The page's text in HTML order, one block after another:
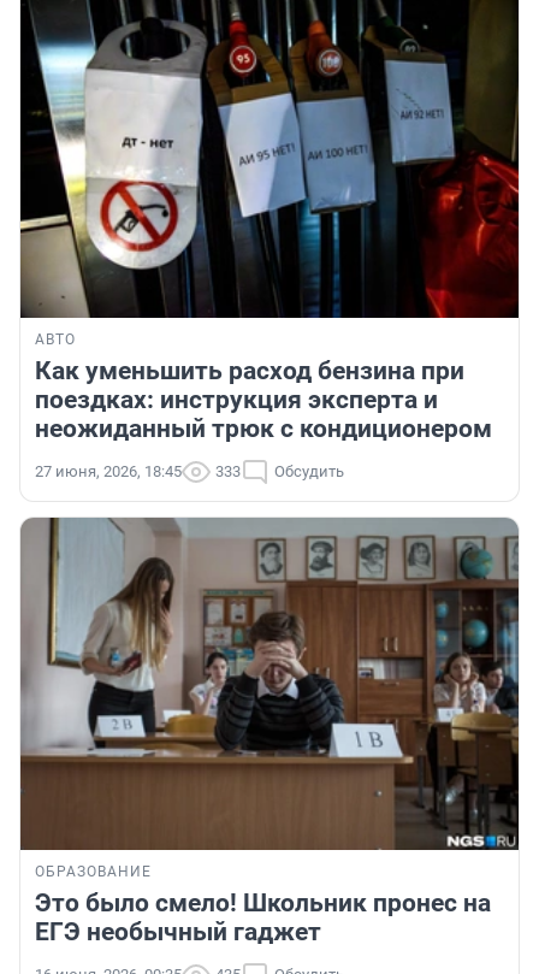
АВТО
Как уменьшить расход бензина при
поездках: инструкция эксперта и
неожиданный трюк с кондиционером
27 июня, 2026, 18:45 333 Обсудить
ОБРАЗОВАНИЕ
Это было смело! Школьник пронес на
ЕГЭ необычный гаджет